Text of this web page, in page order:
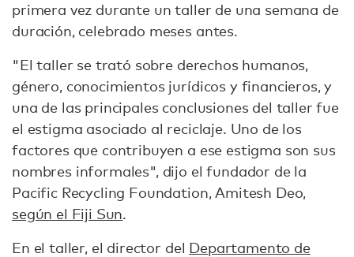
primera vez durante un taller de una semana de
duración, celebrado meses antes.
"El taller se trató sobre derechos humanos,
género, conocimientos jurídicos y financieros, y
una de las principales conclusiones del taller fue
el estigma asociado al reciclaje. Uno de los
factores que contribuyen a ese estigma son sus
nombres informales", dijo el fundador de la
Pacific Recycling Foundation, Amitesh Deo,
según el Fiji Sun.
En el taller, el director del Departamento de